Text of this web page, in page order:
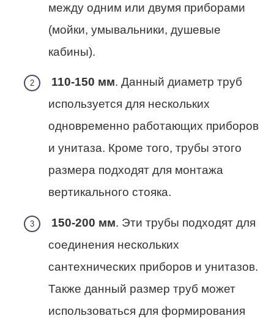
между одним или двумя приборами
(мойки, умывальники, душевые
кабины).
110-150 мм. Данный диаметр труб
используется для нескольких
одновременно работающих приборов
и унитаза. Кроме того, трубы этого
размера подходят для монтажа
вертикального стояка.
150-200 мм. Эти трубы подходят для
соединения нескольких
сантехнических приборов и унитазов.
Также данный размер труб может
использоваться для формирования